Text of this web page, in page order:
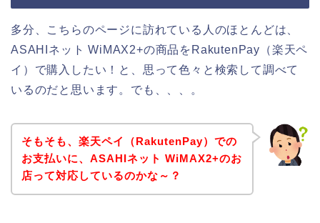
多分、こちらのページに訪れている人のほとんどは、
ASAHIネット WiMAX2+の商品をRakutenPay（楽天ペ
イ）で購入したい！と、思って色々と検索して調べて
いるのだと思います。でも、、、。
そもそも、楽天ペイ（RakutenPay）での
お支払いに、ASAHIネット WiMAX2+のお
店って対応しているのかな～？